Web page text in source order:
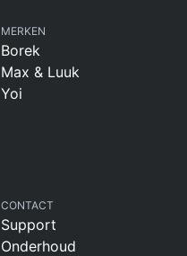
MERKEN
Borek
Max & Luuk
Yoi
CONTACT
Support
Onderhoud